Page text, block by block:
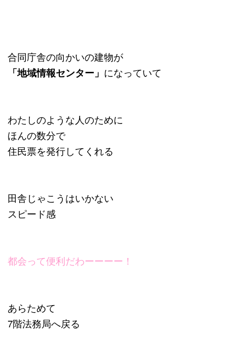
合同庁舎の向かいの建物が
「地域情報センター」 になっていて
わたしのような人のために
ほんの数分で
住民票を発行してくれる
田舎じゃこうはいかない
スピード感
都会って便利だわーーーー！
あらためて
7階法務局へ戻る